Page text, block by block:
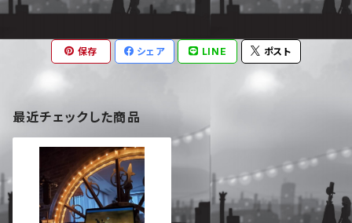
保存 シェア LINE ポスト
最近チェックした商品